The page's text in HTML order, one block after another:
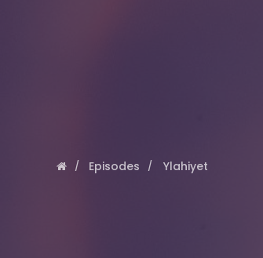
Episodes Ylahiyet